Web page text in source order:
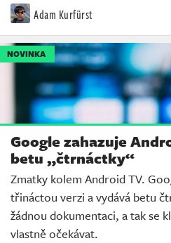
Adam Kurfürst
NOVINKA
Google zahazuje
betu „čtrnáctky“
Zmatky kolem Android TV.
třináctou verzi a vydává betu
žádnou dokumentaci, a tak se
vlastně očekávat.